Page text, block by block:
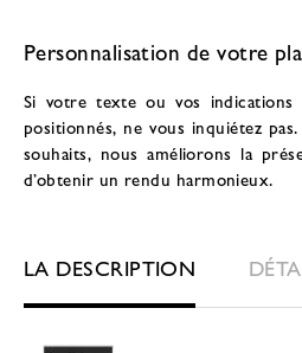
Personnalisation de votre
Si votre texte ou vos indications
positionnés, ne vous inquiétez
souhaits, nous améliorons la
d’obtenir un rendu harmonieux.
LA DESCRIPTION